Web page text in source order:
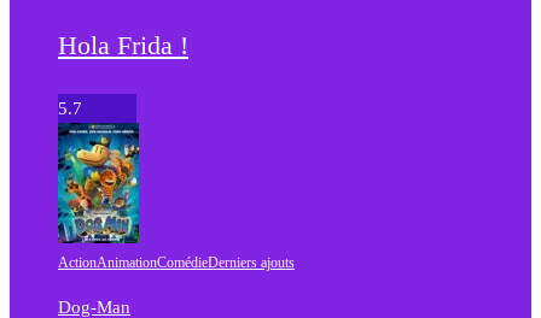
Hola Frida !
5.7
ActionAnimationComédieDerniers ajouts
Dog-Man